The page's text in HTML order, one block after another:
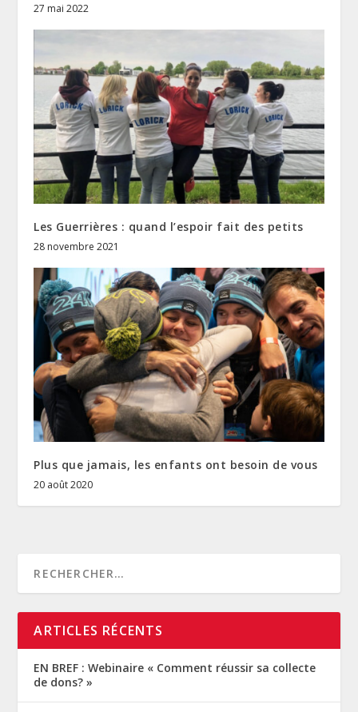
27 mai 2022
Les Guerrières : quand l’espoir fait des petits
28 novembre 2021
Plus que jamais, les enfants ont besoin de vous
20 août 2020
ARTICLES RÉCENTS
EN BREF : Webinaire « Comment réussir sa collecte
de dons? »